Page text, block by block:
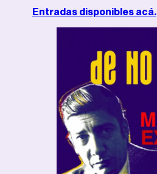
Entradas disponibles acá.